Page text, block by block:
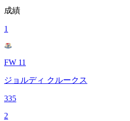
成績
1
FW 11
ジョルディ クルークス
335
2